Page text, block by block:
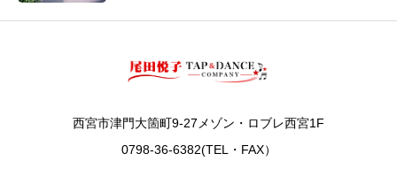
西宮市津門大箇町9-27メゾン・ロブレ西宮1F
0798-36-6382(TEL・FAX）